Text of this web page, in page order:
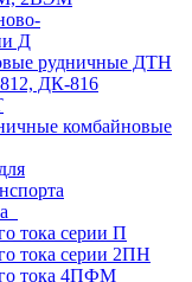
Д
рудничные ДТН
ДК-816
комбайновые
тока серии П
тока серии 2ПН
тока 4ПФМ